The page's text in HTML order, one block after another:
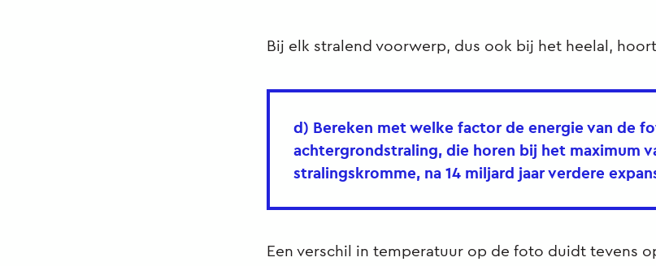
Bij elk stralend voorwerp, dus ook bij het heelal,
d) Bereken met welke factor de energie van de
achtergrondstraling, die horen bij het maximum
stralingskromme, na 14 miljard jaar verdere
Een verschil in temperatuur op de foto duidt tevens